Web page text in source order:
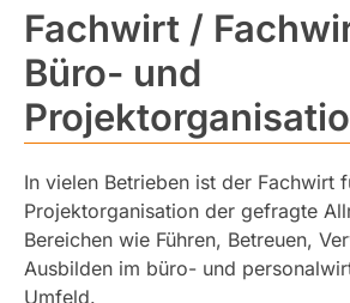
Fachwirt /
Büro- und
In vielen Betrieben ist der Fachwirt
Projektorganisation der gefragte
Bereichen wie Führen, Betreuen,
Ausbilden im büro- und
Umfeld.